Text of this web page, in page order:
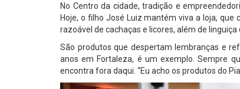
No Centro da cidade, tradição e
Hoje, o filho José Luiz mantém viva a loja, que
razoável de cachaças e licores, além de
São produtos que despertam lembranças e
anos em Fortaleza, é um exemplo. Sempre
encontra fora daqui. “Eu acho os produtos do